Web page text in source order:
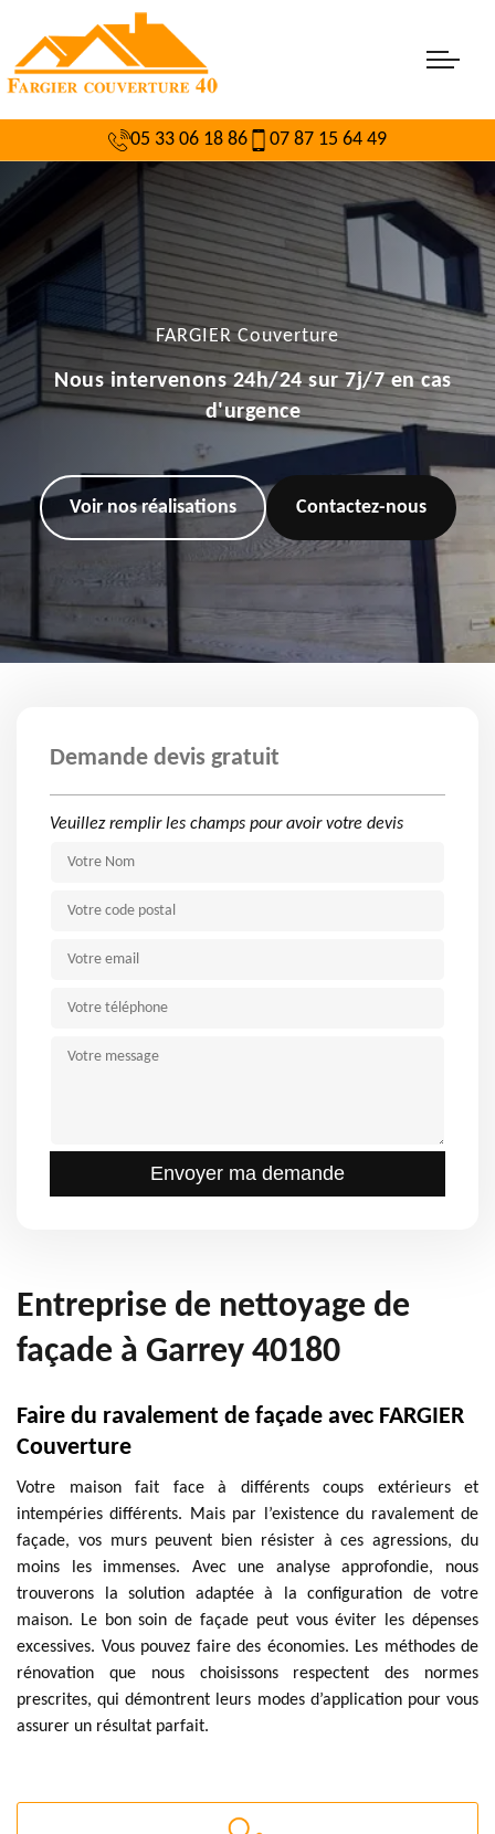
05 33 06 18 86 07 87 15 64 49
FARGIER Couverture
Nous intervenons 24h/24 sur 7j/7 en cas
d'urgence
Voir nos réalisations Contactez-nous
Demande devis gratuit
Veuillez remplir les champs pour avoir votre devis
Entreprise de nettoyage de
façade à Garrey 40180
Faire du ravalement de façade avec FARGIER
Couverture
Votre maison fait face à différents coups extérieurs et
intempéries différents. Mais par l’existence du ravalement de
façade, vos murs peuvent bien résister à ces agressions, du
moins les immenses. Avec une analyse approfondie, nous
trouverons la solution adaptée à la configuration de votre
maison. Le bon soin de façade peut vous éviter les dépenses
excessives. Vous pouvez faire des économies. Les méthodes de
rénovation que nous choisissons respectent des normes
prescrites, qui démontrent leurs modes d’application pour vous
assurer un résultat parfait.